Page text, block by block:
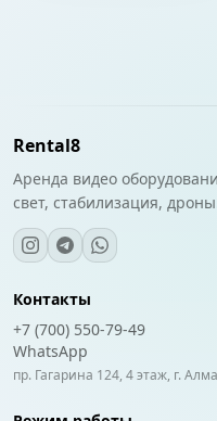
Rental8
Аренда видео
свет, стабилизация,
Контакты
+7 (700) 550-79-49
WhatsApp
пр. Гагарина 124, 4 этаж, г.